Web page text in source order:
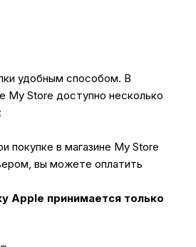
удобным способом. В
My Store доступно несколько
покупке в магазине My Store
вы можете оплатить
Apple принимается только